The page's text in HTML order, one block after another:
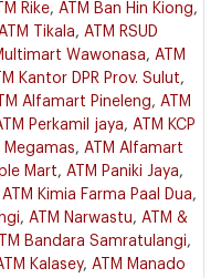
Rike, ATM Ban Hin Kiong,
Tikala, ATM RSUD
Wawonasa, ATM
Kantor DPR Prov. Sulut,
Alfamart Pineleng, ATM
Perkamil jaya, ATM KCP
Megamas, ATM Alfamart
Mart, ATM Paniki Jaya,
ATM Kimia Farma Paal Dua,
, ATM Narwastu, ATM &
Bandara Samratulangi,
Kalasey, ATM Manado